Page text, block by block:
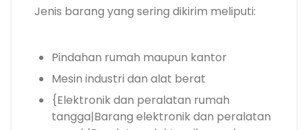
Jenis barang yang sering dikirim meliputi:
Pindahan rumah maupun kantor
Mesin industri dan alat berat
{Elektronik dan peralatan rumah
tangga|Barang elektronik dan peralatan